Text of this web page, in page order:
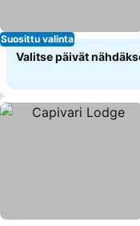
Suosittu valinta
Valitse päivät